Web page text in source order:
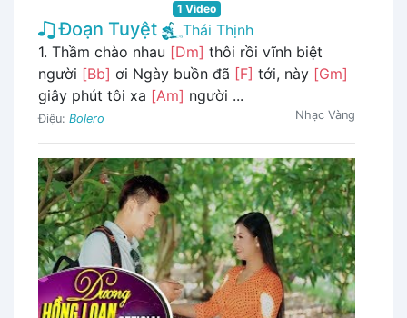
1 Video
Đoạn Tuyệt
Thái Thịnh
1. Thầm chào nhau [Dm] thôi rồi vĩnh biệt
người [Bb] ơi Ngày buồn đã [F] tới, này [Gm]
giây phút tôi xa [Am] người ...
Điệu: Bolero Nhạc Vàng